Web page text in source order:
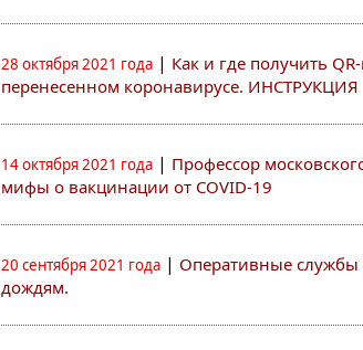
28 октября 2021 года | Как и где получить
перенесенном коронавирусе. ИНСТРУКЦИЯ
14 октября 2021 года | Профессор
мифы о вакцинации от COVID-19
20 сентября 2021 года | Оперативные службы
дождям.